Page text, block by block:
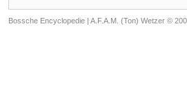
Bossche Encyclopedie | A.F.A.M. (Ton) Wetzer ©